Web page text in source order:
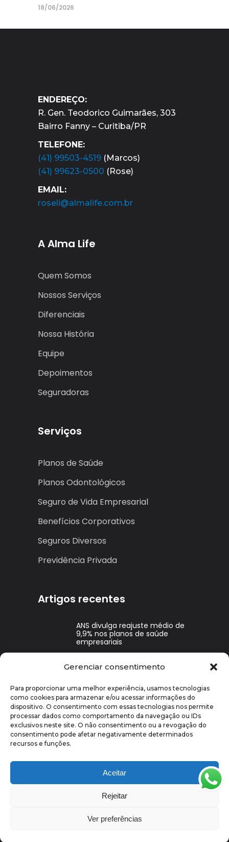
Gerenciar consentimento
Para proporcionar uma melhor experiência, usamos tecnologias
como cookies para armazenar e/ou acessar informações do
dispositivo. O consentimento com essas tecnologias nos permite
processar dados como comportamento da navegação ou IDs
exclusivos neste site. O não consentimento ou a revogação do
consentimento pode afetar negativamente determinados
recursos e funções.
Aceitar
Rejeitar
Ver preferências
18/06/2026
ENDEREÇO:
R. Gen. Teodorico Guimarães, 303
Bairro Fanny – Curitiba/PR
TELEFONE:
(41) 99503-4519 (Marcos)
(41) 99623-0500 (Rose)
EMAIL:
roseli@almalife.com.br
A Alma Life
Quem Somos
Nossos Serviços
Diferenciais
Nossa História
Equipe
Depoimentos
Seguradoras
Serviços
Planos de Saúde
Planos Odontológicos
Seguro de Vida Empresarial
Benefícios Corporativos
Seguros Diversos
Previdência Privada
Artigos recentes
ANS divulga reajuste médio de
9,9% nos planos de saúde
empresariais
Benefícios corporativos ajudam
desligamentos?
Benefícios Corporativos para
Pequenas Empresas: Quais
Oferecer e Por Quê